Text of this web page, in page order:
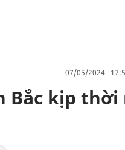
07/05/2024
Bắc kịp thời